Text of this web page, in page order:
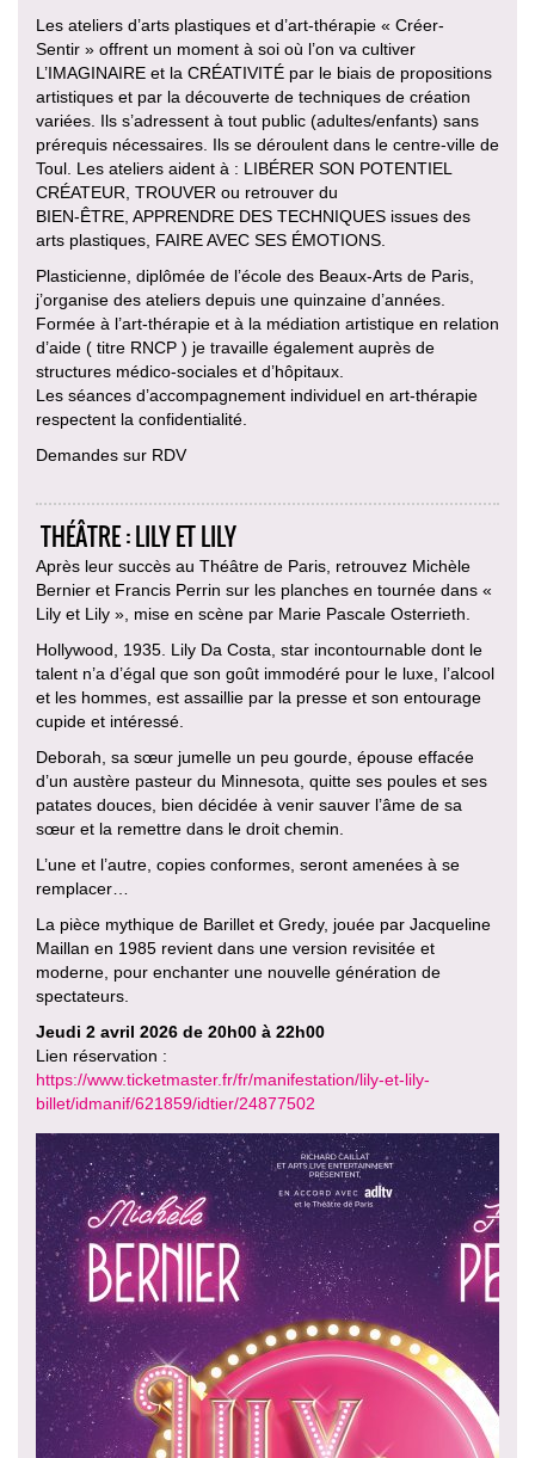
Les ateliers d’arts plastiques et d’art-thérapie « Créer-
Sentir » offrent un moment à soi où l’on va cultiver
L’IMAGINAIRE et la CRÉATIVITÉ par le biais de propositions
artistiques et par la découverte de techniques de création
variées. Ils s’adressent à tout public (adultes/enfants) sans
prérequis nécessaires. Ils se déroulent dans le centre-ville de
Toul. Les ateliers aident à : LIBÉRER SON POTENTIEL
CRÉATEUR, TROUVER ou retrouver du
BIEN-ÊTRE, APPRENDRE DES TECHNIQUES issues des
arts plastiques, FAIRE AVEC SES ÉMOTIONS.
Plasticienne, diplômée de l’école des Beaux-Arts de Paris,
j’organise des ateliers depuis une quinzaine d’années.
Formée à l’art-thérapie et à la médiation artistique en relation
d’aide ( titre RNCP ) je travaille également auprès de
structures médico-sociales et d’hôpitaux.
Les séances d’accompagnement individuel en art-thérapie
respectent la confidentialité.
Demandes sur RDV
THÉÂTRE : LILY ET LILY
Après leur succès au Théâtre de Paris, retrouvez Michèle
Bernier et Francis Perrin sur les planches en tournée dans «
Lily et Lily », mise en scène par Marie Pascale Osterrieth.
Hollywood, 1935. Lily Da Costa, star incontournable dont le
talent n’a d’égal que son goût immodéré pour le luxe, l’alcool
et les hommes, est assaillie par la presse et son entourage
cupide et intéressé.
Deborah, sa sœur jumelle un peu gourde, épouse effacée
d’un austère pasteur du Minnesota, quitte ses poules et ses
patates douces, bien décidée à venir sauver l’âme de sa
sœur et la remettre dans le droit chemin.
L’une et l’autre, copies conformes, seront amenées à se
remplacer…
La pièce mythique de Barillet et Gredy, jouée par Jacqueline
Maillan en 1985 revient dans une version revisitée et
moderne, pour enchanter une nouvelle génération de
spectateurs.
Jeudi 2 avril 2026 de 20h00 à 22h00
Lien réservation :
https://www.ticketmaster.fr/fr/manifestation/lily-et-lily-
billet/idmanif/621859/idtier/24877502